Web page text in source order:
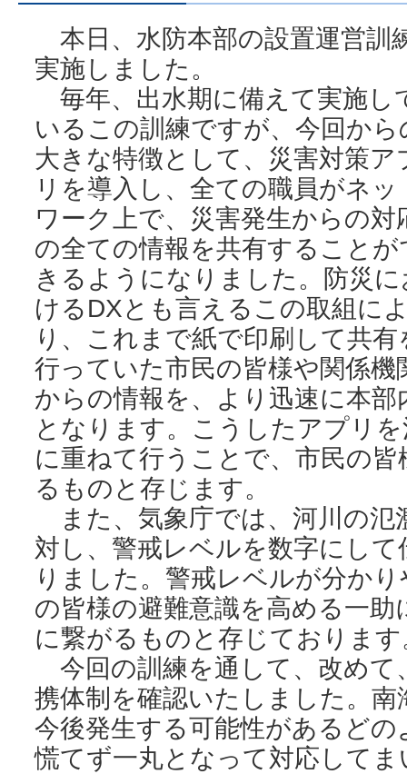
本日、水防本部の設置運営訓
実施しました。
毎年、出水期に備えて実施し
いるこの訓練ですが、今回から
大きな特徴として、災害対策ア
リを導入し、全ての職員がネッ
ワーク上で、災害発生からの対
の全ての情報を共有することが
きるようになりました。防災に
けるDXとも言えるこの取組に
り、これまで紙で印刷して共有
行っていた市民の皆様や関係機
からの情報を、より迅速に本
となります。こうしたアプリ
に重ねて行うことで、市民の
るものと存じます。
また、気象庁では、河川の氾
対し、警戒レベルを数字にし
りました。警戒レベルが分か
の皆様の避難意識を高める一
に繋がるものと存じております
今回の訓練を通して、改めて
携体制を確認いたしました。
今後発生する可能性があるど
慌てず一丸となって対応して